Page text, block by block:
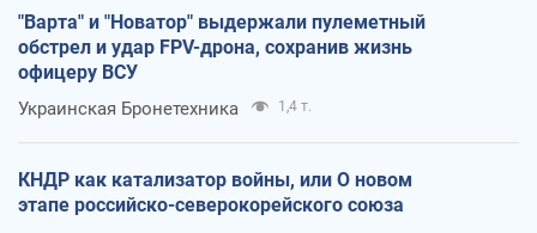
"Варта" и "Новатор" выдержали пулеметный
обстрел и удар FPV-дрона, сохранив жизнь
офицеру ВСУ
Украинская Бронетехника 1,4 т.
КНДР как катализатор войны, или О новом
этапе российско-северокорейского союза